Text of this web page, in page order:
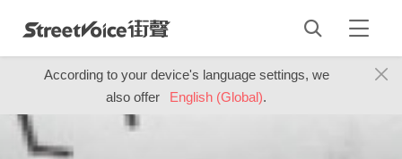
According to your device's language settings, we
also offer
English (Global).